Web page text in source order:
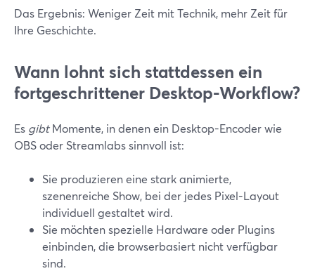
Das Ergebnis: Weniger Zeit mit Technik, mehr Zeit für
Ihre Geschichte.
Wann lohnt sich stattdessen ein
fortgeschrittener Desktop-Workflow?
Es gibtMomente, in denen ein Desktop-Encoder wie
OBS oder Streamlabs sinnvoll ist:
Sie produzieren eine stark animierte,
szenenreiche Show, bei der jedes Pixel-Layout
individuell gestaltet wird.
Sie möchten spezielle Hardware oder Plugins
einbinden, die browserbasiert nicht verfügbar
sind.